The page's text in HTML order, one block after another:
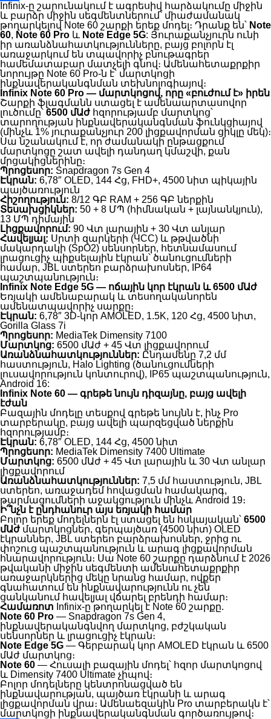
Link
Share
Infinix-ը շարունակում է ագրեսիվ հարձակումը միջին
և բարձր միջին սեգմենտներում՝ միաժամանակ
թողարկելով Note 60 շարքի երեք մոդել։ Դրանք են՝ Note
60, Note 60 Pro և Note Edge 5G: Յուրաքանչյուրն ունի
իր առանձնահատկությունները, բայց բոլորն էլ
առաջարկում են տպավորիչ բնութագրեր
համեմատաբար մատչելի գնով։ Ամենահետաքրքիր
նորույթը Note 60 Pro-ն է՝ մարտկոցի
ինքնավերականգնման տեխնոլոգիայով։
Infinix Note 60 Pro — մարտկոցով, որը «բուժում է» իրեն
Շարքի ֆլագմանն ստացել է ամենաարտասովոր
լուծումը՝ 6500 մԱժ հզորությամբ մարտկոց՝
տարողության ինքնավերականգնման ֆունկցիայով
(մինչև 1% յուրաքանչյուր 200 լիցքավորման ցիկլը մեկ)։
Սա նշանակում է, որ ժամանակի ընթացքում
մարտկոցը շատ ավելի դանդաղ կմաշվի, քան
մրցակիցներինը։
Պրոցեսոր: Snapdragon 7s Gen 4
Էկրան: 6,78″ OLED, 144 Հց, FHD+, 4500 նիտ պիկային
պայծառություն
Հիշողություն: 8/12 ԳԲ RAM + 256 ԳԲ ներքին
Տեսախցիկներ: 50 + 8 ՄՊ (հիմնական + լայնանկյուն),
13 ՄՊ դիմային
Լիցքավորում: 90 Վտ լարային + 30 Վտ անլար
Հավելյալ: Սրտի զարկերի (ЧСС) և թթվածնի
մակարդակի (SpO2) սենսորներ, հետնամասում
լրացուցիչ պիքսելային էկրան՝ ծանուցումների
համար, JBL ստերեո բարձրախոսներ, IP64
պաշտպանություն։
Infinix Note Edge 5G — ոճային կոր էկրան և 6500 մԱժ
Եռյակի ամենաբարակ և տեսողականորեն
ամենատպավորիչ սարքը։
Էկրան: 6,78″ 3D-կոր AMOLED, 1.5K, 120 Հց, 4500 նիտ,
Gorilla Glass 7i
Պրոցեսոր: MediaTek Dimensity 7100
Մարտկոց: 6500 մԱժ + 45 Վտ լիցքավորում
Առանձնահատկություններ: Ընդամենը 7,2 մմ
հաստություն, Halo Lighting (ծանուցումների
լուսավորություն կոնտուրով), IP65 պաշտպանություն,
Android 16:
Infinix Note 60 — գրեթե նույն դիզայնը, բայց ավելի
էժան
Բազային մոդելը տեսքով գրեթե նույնն է, ինչ Pro
տարբերակը, բայց ավելի պարզեցված ներքին
հզորությամբ։
Էկրան: 6,78″ OLED, 144 Հց, 4500 նիտ
Պրոցեսոր: MediaTek Dimensity 7400 Ultimate
Մարտկոց: 6500 մԱժ + 45 Վտ լարային և 30 Վտ անլար
լիցքավորում
Առանձնահատկություններ: 7,5 մմ հաստություն, JBL
ստերեո, առաջադեմ հովացման համակարգ,
թարմացումների աջակցություն մինչև Android 19։
Ի՞նչն է ընդհանուր այս եռյակի համար
Բոլոր երեք մոդելներն էլ ստացել են հսկայական՝ 6500
մԱժ մարտկոցներ, գերպայծառ (4500 նիտ) OLED
էկրաններ, JBL ստերեո բարձրախոսներ, ջրից ու
փոշուց պաշտպանություն և արագ լիցքավորման
հնարավորություն։ Սա Note 60 շարքը դարձնում է 2026
թվականի միջին սեգմենտի ամենահետաքրքիր
առաջարկներից մեկը նրանց համար, ովքեր
գնահատում են ինքնավարությունն ու չեն
ցանկանում հավելյալ վճարել բրենդի համար։
Համառոտ Infinix-ը թողարկել է Note 60 շարքը.
Note 60 Pro — Snapdragon 7s Gen 4,
ինքնավերականգնվող մարտկոց, բժշկական
սենսորներ և լրացուցիչ էկրան։
Note Edge 5G — Գերբարակ կոր AMOLED էկրան և 6500
մԱժ մարտկոց։
Note 60 — Հուսալի բազային մոդել՝ հզոր մարտկոցով
և Dimensity 7400 Ultimate չիպով։
Բոլոր մոդելները կենտրոնացված են
ինքնավարության, պայծառ էկրանի և արագ
լիցքավորման վրա։ Ամենաեզակին Pro տարբերակն է՝
մարտկոցի ինքնավերականգնման գործառույթով։